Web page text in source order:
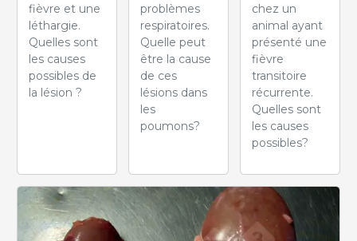
fièvre et une
léthargie.
Quelles sont
les causes
possibles de
la lésion ?
problèmes
respiratoires.
Quelle peut
être la cause
de ces
lésions dans
les
poumons?
chez un
animal ayant
présenté une
fièvre
transitoire
récurrente.
Quelles sont
les causes
possibles?